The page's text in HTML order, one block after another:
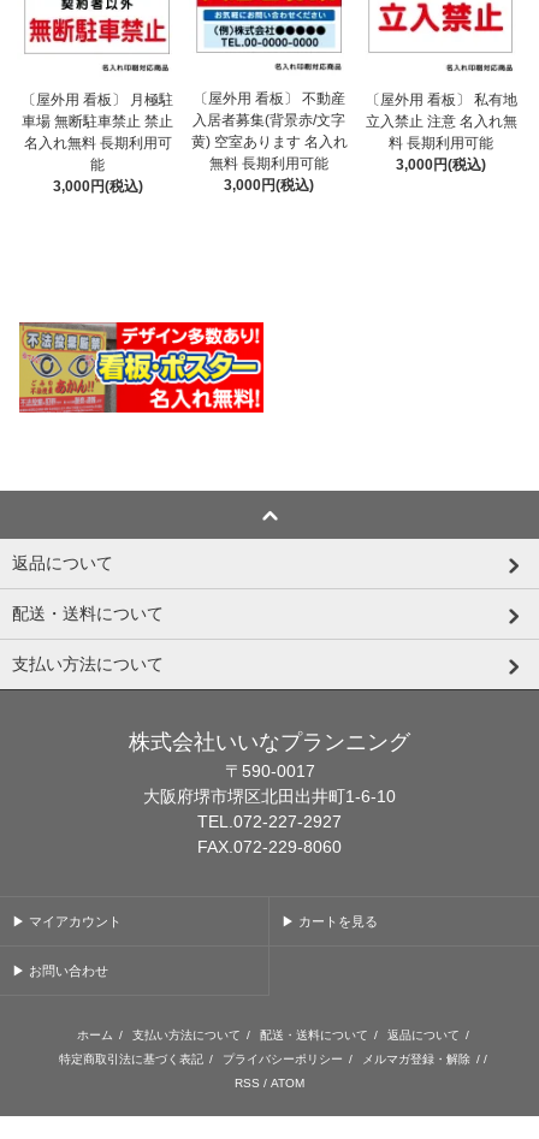
〔屋外用 看板〕 月極駐
車場 無断駐車禁止 禁止
名入れ無料 長期利用可
能
3,000円(税込)
〔屋外用 看板〕 不動産
入居者募集(背景赤/文字
黄) 空室あります 名入れ
無料 長期利用可能
3,000円(税込)
〔屋外用 看板〕 私有地
立入禁止 注意 名入れ無
料 長期利用可能
3,000円(税込)
返品について
配送・送料について
支払い方法について
株式会社いいなプランニング
〒590-0017
大阪府堺市堺区北田出井町1-6-10
TEL.072-227-2927
FAX.072-229-8060
▶ マイアカウント ▶ カートを見る
▶ お問い合わせ
ホーム / 支払い方法について / 配送・送料について / 返品について /
特定商取引法に基づく表記 / プライバシーポリシー / メルマガ登録・解除 / /
RSS / ATOM